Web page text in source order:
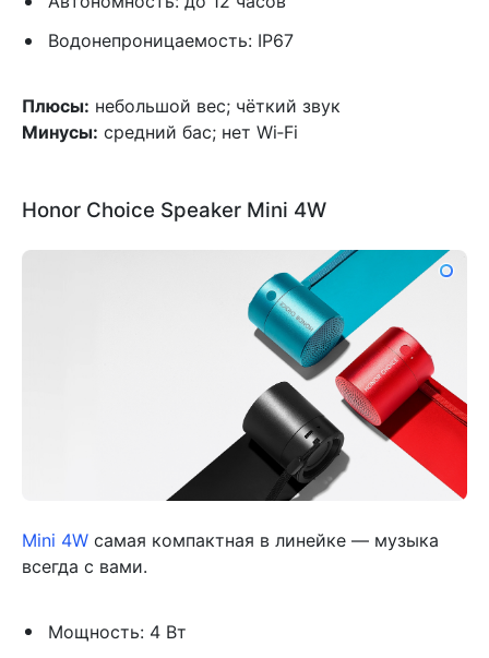
Водонепроницаемость: IP67
Плюсы: небольшой вес; чёткий звук
Минусы: средний бас; нет Wi‑Fi
Honor Choice Speaker Mini 4W
Mini 4W самая компактная в линейке — музыка
всегда с вами.
Мощность: 4 Вт